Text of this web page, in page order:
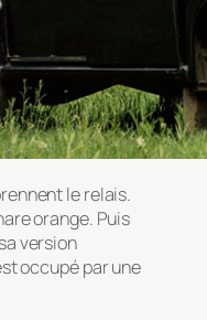
le relais.
orange. Puis
version
occupé par une